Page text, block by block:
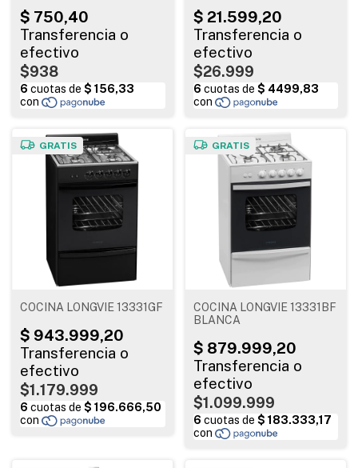
$938 $26.999
GRATIS
COCINA LONGVIE 13331GF
$1.179.999
GRATIS
COCINA LONGVIE 13331BF
BLANCA
$1.099.999